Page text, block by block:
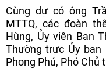
Cùng dự có ông
MTTQ, các đoàn
Hùng, Ủy viên Ban
Thường trực Ủy ban
Phong Phú, Phó Chủ